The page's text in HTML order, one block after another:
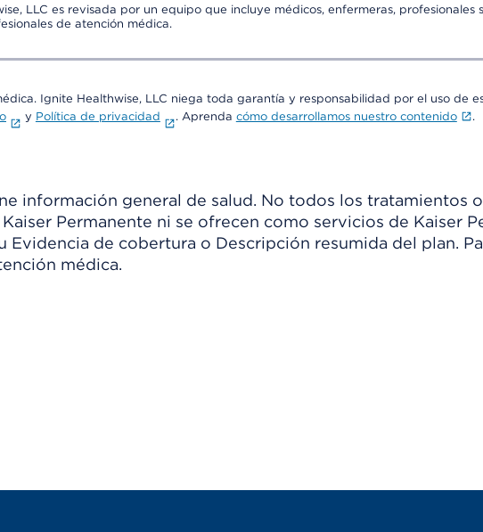
LLC es revisada por un equipo que incluye médicos, enfermeras, profesionales
de atención médica.
Ignite Healthwise, LLC niega toda garantía y responsabilidad por el uso de
y Política de privacidad . Aprenda cómo desarrollamos nuestro contenido .
información general de salud. No todos los tratamientos
Permanente ni se ofrecen como servicios de Kaiser
Evidencia de cobertura o Descripción resumida del plan.
médica.